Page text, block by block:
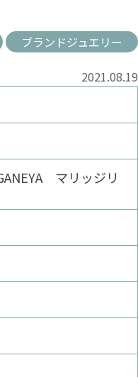
ブランドジュエリー
2021.08.19
マリッジリ